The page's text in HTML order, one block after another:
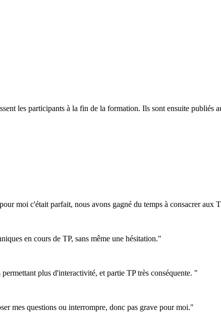
les participants à la fin de la formation. Ils sont ensuite publiés
moi c'était parfait, nous avons gagné du temps à consacrer aux
en cours de TP, sans même une hésitation."
plus d'interactivité, et partie TP très conséquente. "
mes questions ou interrompre, donc pas grave pour moi."